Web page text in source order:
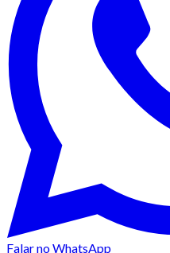
Falar no WhatsApp